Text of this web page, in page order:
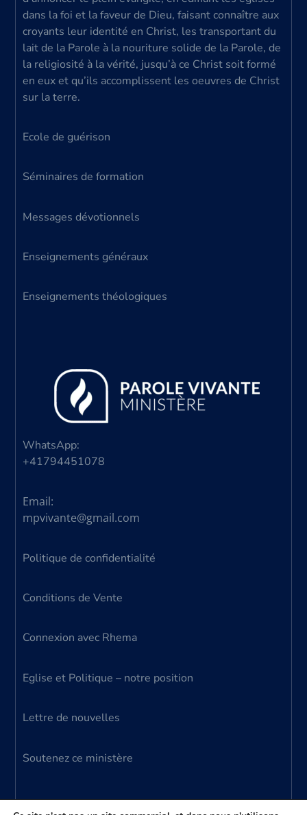
dans la foi et la faveur de Dieu, faisant connaître aux
croyants leur identité en Christ, les transportant du
lait de la Parole à la nouriture solide de la Parole, de
la religiosité à la vérité, jusqu’à ce Christ soit formé
en eux et qu’ils accomplissent les oeuvres de Christ
sur la terre.
Ecole de guérison
Séminaires de formation
Messages dévotionnels
Enseignements généraux
Enseignements théologiques
WhatsApp:
+41794451078
Email:
mpvivante@gmail.com
Politique de confidentialité
Conditions de Vente
Connexion avec Rhema
Eglise et Politique – notre position
Lettre de nouvelles
Soutenez ce ministère